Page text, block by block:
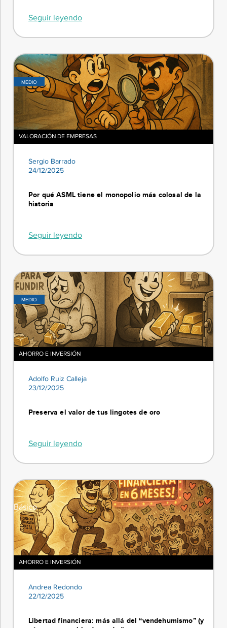
Seguir leyendo
MEDIO
VALORACIÓN DE EMPRESAS
Sergio Barrado
24/12/2025
Por qué ASML tiene el monopolio más colosal de la
historia
Seguir leyendo
MEDIO
AHORRO E INVERSIÓN
Adolfo Ruiz Calleja
23/12/2025
Preserva el valor de tus lingotes de oro
Seguir leyendo
Básico
AHORRO E INVERSIÓN
Andrea Redondo
22/12/2025
Libertad financiera: más allá del “vendehumismo” (y